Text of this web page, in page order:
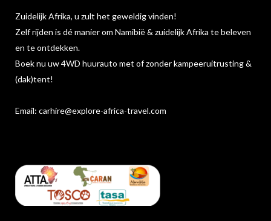
Zuidelijk Afrika, u zult het geweldig vinden!
Zelf rijden is dé manier om Namibië & zuidelijk Afrika te beleven
en te ontdekken.
Boek nu uw 4WD huurauto met of zonder kampeeruitrusting &
(dak)tent!
Email: carhire@explore-africa-travel.com